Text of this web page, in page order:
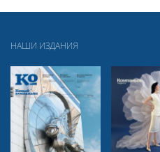
НАШИ ИЗДАНИЯ